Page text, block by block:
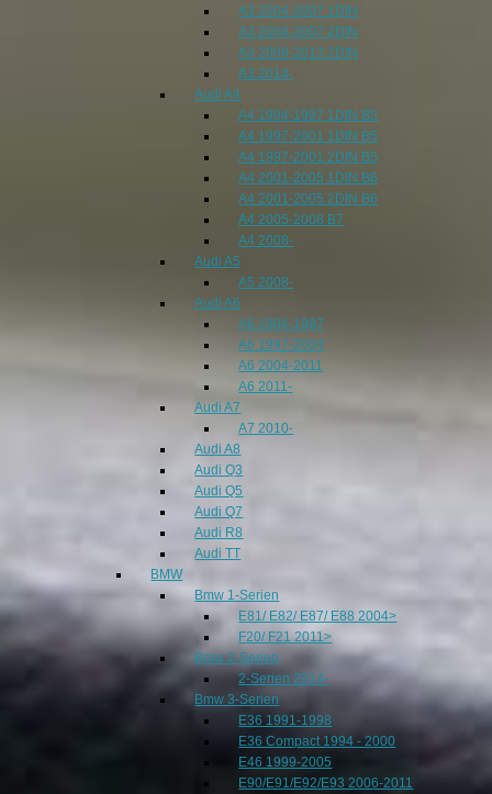
A3 2004-2007 1DIN
A3 2004-2007 2DIN
A3 2008-2013 2DIN
A3 2014-
Audi A4
A4 1994-1997 1DIN B5
A4 1997-2001 1DIN B5
A4 1997-2001 2DIN B5
A4 2001-2005 1DIN B6
A4 2001-2005 2DIN B6
A4 2005-2008 B7
A4 2008-
Audi A5
A5 2008-
Audi A6
A6 1994-1997
A6 1997-2004
A6 2004-2011
A6 2011-
Audi A7
A7 2010-
Audi A8
Audi Q3
Audi Q5
Audi Q7
Audi R8
Audi TT
BMW
Bmw 1-Serien
E81/ E82/ E87/ E88 2004>
F20/ F21 2011>
Bmw 2-Serien
2-Serien 2014-
Bmw 3-Serien
E36 1991-1998
E36 Compact 1994 - 2000
E46 1999-2005
E90/E91/E92/E93 2006-2011